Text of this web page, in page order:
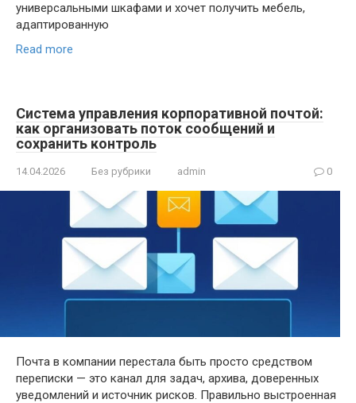
универсальными шкафами и хочет получить мебель,
адаптированную
Read more
Система управления корпоративной почтой:
как организовать поток сообщений и
сохранить контроль
14.04.2026 Без рубрики admin 0
Почта в компании перестала быть просто средством
переписки — это канал для задач, архива, доверенных
уведомлений и источник рисков. Правильно выстроенная